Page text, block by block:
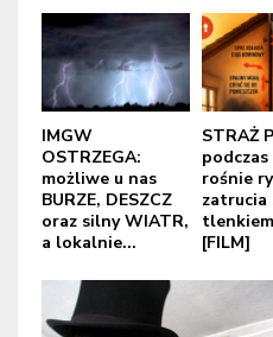
IMGW
OSTRZEGA:
możliwe u nas
BURZE, DESZCZ
oraz silny WIATR,
a lokalnie...
STRAŻ
podczas
rośnie
zatrucia
[FILM]